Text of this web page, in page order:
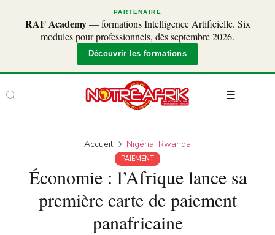
PARTENAIRE
RAF Academy— formations Intelligence Artificielle. Six
modules pour professionnels, dès septembre 2026.
Découvrir les formations
Accueil Nigéria, Rwanda
PAIEMENT
Économie : l’Afrique lance sa
première carte de paiement
panafricaine